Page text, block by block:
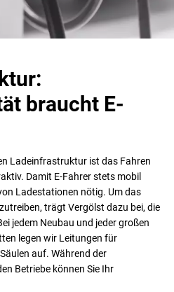
braucht E-
Ladeinfrastruktur ist das Fahren
Damit E-Fahrer stets mobil
Ladestationen nötig. Um das
trägt Vergölst dazu bei, die
jedem Neubau und jeder großen
legen wir Leitungen für
auf. Während der
Betriebe können Sie Ihr